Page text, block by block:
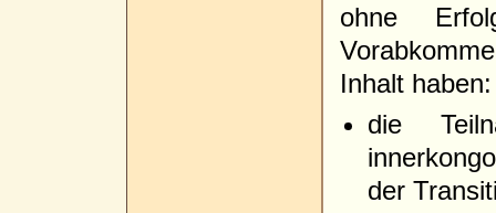
ohne
Inhalt haben:
die
der